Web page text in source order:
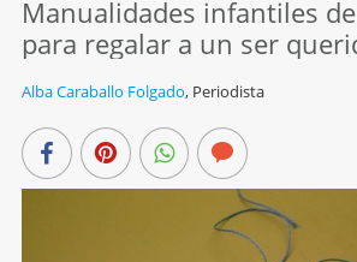
Manualidades infantiles
para regalar a un ser
Alba Caraballo Folgado, Periodista